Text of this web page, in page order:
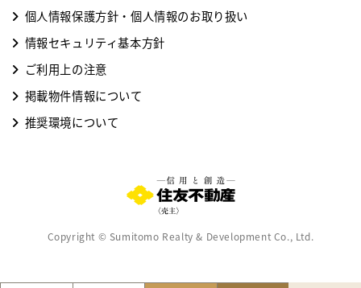
個人情報保護方針・個人情報のお取り扱い
情報セキュリティ基本方針
ご利用上の注意
掲載物件情報について
推奨環境について
Copyright © Sumitomo Realty & Development Co., Ltd.